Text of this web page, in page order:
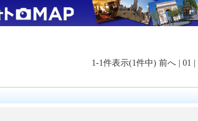
1-1件表示(1件中) 前へ | 01 |